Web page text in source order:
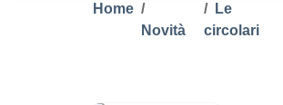
Home
Novità
Le
circolari